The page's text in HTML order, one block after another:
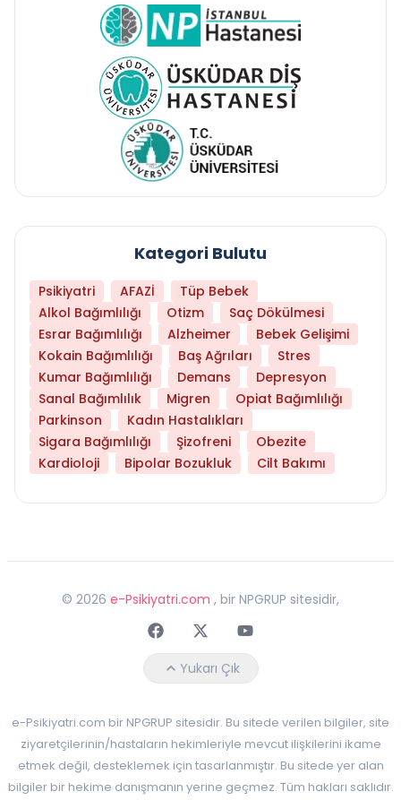
Kategori Bulutu
Psikiyatri AFAZİ
Tüp Bebek
Alkol Bağımlılığı
Otizm
Saç Dökülmesi
Esrar Bağımlılığı
Alzheimer
Bebek Gelişimi
Kokain Bağımlılığı
Baş Ağrıları
Stres
Kumar Bağımlılığı
Demans
Depresyon
Sanal Bağımlılık
Migren
Opiat Bağımlılığı
Parkinson
Kadın Hastalıkları
Sigara Bağımlılığı
Şizofreni
Obezite
Kardioloji
Bipolar Bozukluk Cilt Bakımı
© 2026 e-Psikiyatri.com , bir NPGRUP sitesidir,
FaceebokTwitterYoutube
Yukarı Çık
e-Psikiyatri.com bir NPGRUP sitesidir. Bu sitede verilen bilgiler, site
ziyaretçilerinin/hastaların hekimleriyle mevcut ilişkilerini ikame
etmek değil, desteklemek için tasarlanmıştır. Bu sitede yer alan
bilgiler bir hekime danışmanın yerine geçmez. Tüm hakları saklıdır.